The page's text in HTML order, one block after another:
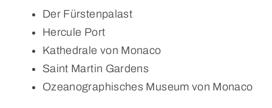
Der Fürstenpalast
Hercule Port
Kathedrale von Monaco
Saint Martin Gardens
Ozeanographisches Museum von Monaco